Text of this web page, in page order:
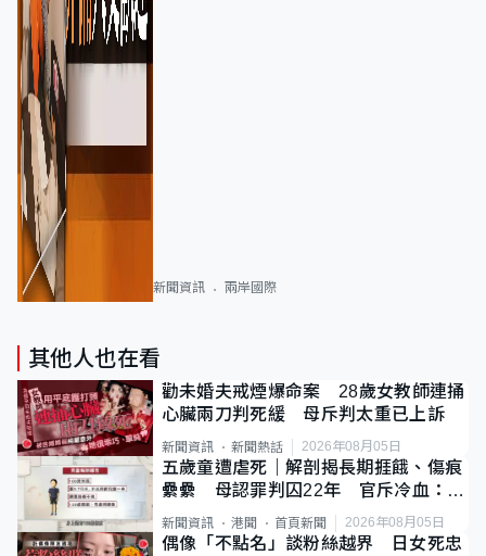
新聞資訊 兩岸國際
其他人也在看
勸未婚夫戒煙爆命案 28歲女教師連捅
心臟兩刀判死緩 母斥判太重已上訴
新聞資訊 新聞熱話 2026年08月05日
五歲童遭虐死｜解剖揭長期捱餓、傷痕
纍纍 母認罪判囚22年 官斥冷血：同
類案最惡劣
新聞資訊 港聞 首頁新聞 2026年08月05日
偶像「不點名」談粉絲越界 日女死忠